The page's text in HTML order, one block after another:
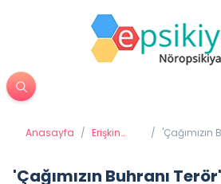
Anasayfa / Erişkin
/ 'Çağımızın
'Çağımızın Buhranı